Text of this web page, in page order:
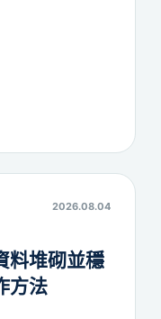
2026.08.04
料堆砌並穩
方法